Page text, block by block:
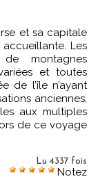
et sa capitale
Les
montagnes
et toutes
de l’île n’ayant
anciennes,
aux multiples
de ce voyage
Lu 4337 fois
Notez